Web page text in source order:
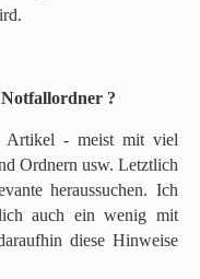
Notfallordner ?
Artikel - meist mit viel
Ordnern usw. Letztlich
heraussuchen. Ich
auch ein wenig mit
diese Hinweise